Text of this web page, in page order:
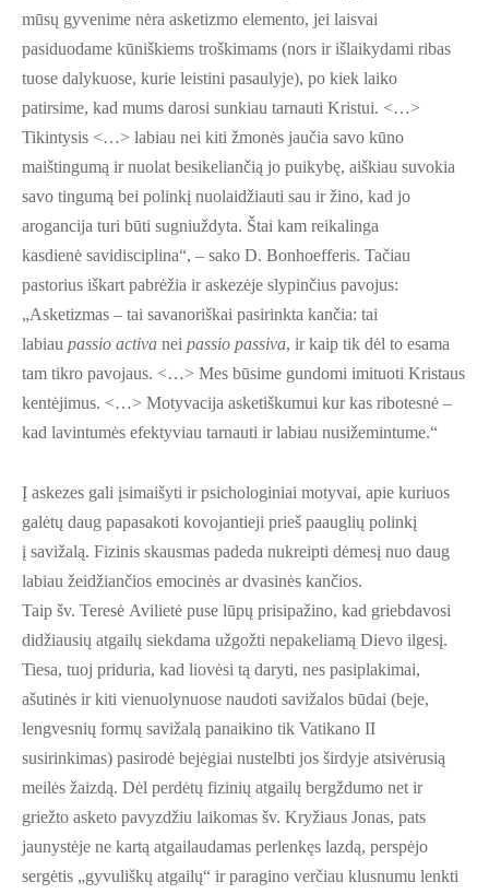
mūsų gyvenime nėra asketizmo elemento, jei laisvai
pasiduodame kūniškiems troškimams (nors ir išlaikydami ribas
tuose dalykuose, kurie leistini pasaulyje), po kiek laiko
patirsime, kad mums darosi sunkiau tarnauti Kristui. <…>
Tikintysis <…> labiau nei kiti žmonės jaučia savo kūno
maištingumą ir nuolat besikeliančią jo puikybę, aiškiau suvokia
savo tingumą bei polinkį nuolaidžiauti sau ir žino, kad jo
arogancija turi būti sugniuždyta. Štai kam reikalinga
kasdienė savidisciplina“, – sako D. Bonhoefferis. Tačiau
pastorius iškart pabrėžia ir askezėje slypinčius pavojus:
„Asketizmas – tai savanoriškai pasirinkta kančia: tai
labiau passio activa nei passio passiva, ir kaip tik dėl to esama
tam tikro pavojaus. <…> Mes būsime gundomi imituoti Kristaus
kentėjimus. <…> Motyvacija asketiškumui kur kas ribotesnė –
kad lavintumės efektyviau tarnauti ir labiau nusižemintume.“
Į askezes gali įsimaišyti ir psichologiniai motyvai, apie kuriuos
galėtų daug papasakoti kovojantieji prieš paauglių polinkį
į savižalą. Fizinis skausmas padeda nukreipti dėmesį nuo daug
labiau žeidžiančios emocinės ar dvasinės kančios.
Taip šv. Teresė Avilietė puse lūpų prisipažino, kad griebdavosi
didžiausių atgailų siekdama užgožti nepakeliamą Dievo ilgesį.
Tiesa, tuoj priduria, kad liovėsi tą daryti, nes pasiplakimai,
ašutinės ir kiti vienuolynuose naudoti savižalos būdai (beje,
lengvesnių formų savižalą panaikino tik Vatikano II
susirinkimas) pasirodė bejėgiai nustelbti jos širdyje atsivėrusią
meilės žaizdą. Dėl perdėtų fizinių atgailų bergždumo net ir
griežto asketo pavyzdžiu laikomas šv. Kryžiaus Jonas, pats
jaunystėje ne kartą atgailaudamas perlenkęs lazdą, perspėjo
sergėtis „gyvuliškų atgailų“ ir paragino verčiau klusnumu lenkti